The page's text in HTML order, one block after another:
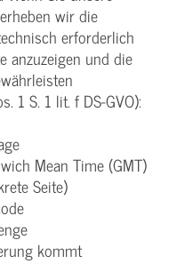
wir die
erforderlich
anzuzeigen und die
1 S. 1 lit. f DS-GVO):
Mean Time (GMT)
Seite)
kommt